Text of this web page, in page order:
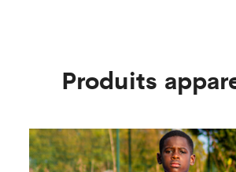
Produits